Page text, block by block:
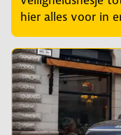
hier alles voor in